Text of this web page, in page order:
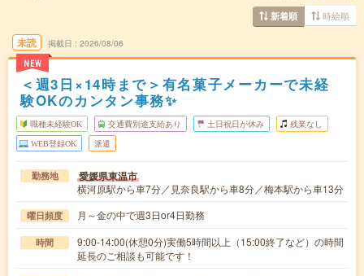
新着順 時給順
未読
NEW
掲載日 2026/08/06
＜週3日×14時まで＞有名菓子メーカーで未経
験OKのカンタン事務✨
職種未経験OK 交通費別途支給あり 土日祝日が休み 残業なし
WEB登録OK 派遣
勤務地 愛媛県東温市
横河原駅から車7分／見奈良駅から車8分／梅本駅から車13分
曜日頻度 月～金の中で週3日or4日勤務
時間
9:00-14:00(休憩0分)実働5時間以上（15:00終了など）の時間
延長のご相談も可能です！